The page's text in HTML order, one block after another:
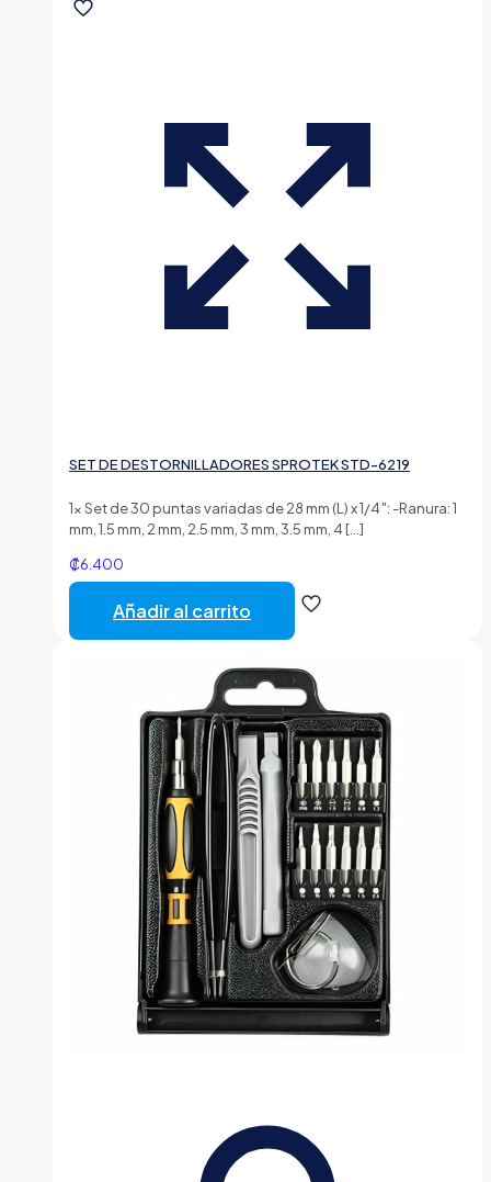
SET DE DESTORNILLADORES SPROTEK STD-6219
1x Set de 30 puntas variadas de 28 mm (L) x 1/4″: -Ranura: 1
mm, 1.5 mm, 2 mm, 2.5 mm, 3 mm, 3.5 mm, 4 […]
₡6.400
Añadir al carrito